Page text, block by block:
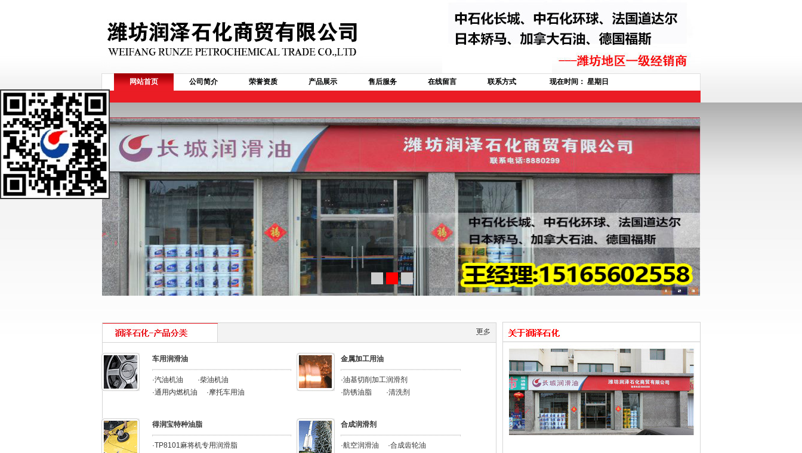
网站首页 公司简介 荣誉资质 产品展示 售后服务 在线留言 联系方式 现在时间： 星期日
车用润滑油
·汽油机油
·柴油机油
·通用内燃机油
·摩托车用油
金属加工用油
·油基切削加工润滑剂
·防锈油脂
·清洗剂
得润宝特种油脂
·TP8101麻将机专用润滑脂
合成润滑剂
·航空润滑油
·合成齿轮油